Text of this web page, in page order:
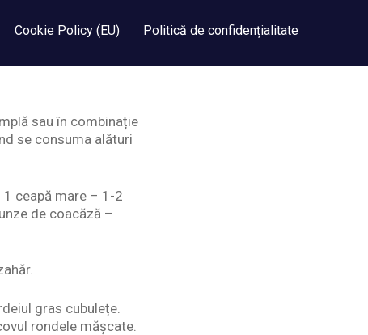
Cookie Policy (EU) Politică de confidențialitate
sau în combinație
se consuma alături
ceapă mare – 1-2
de coacăză –
gras cubulețe.
rondele mășcate.